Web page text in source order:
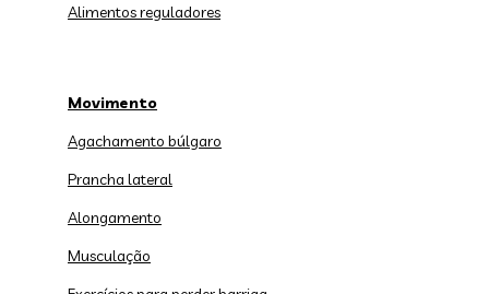
Alimentos reguladores
Movimento
Agachamento búlgaro
Prancha lateral
Alongamento
Musculação